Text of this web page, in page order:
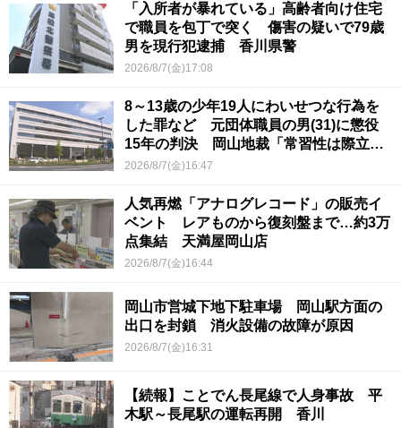
「入所者が暴れている」高齢者向け住宅
で職員を包丁で突く 傷害の疑いで79歳
男を現行犯逮捕 香川県警
2026/8/7(金)17:08
8～13歳の少年19人にわいせつな行為を
した罪など 元団体職員の男(31)に懲役
15年の判決 岡山地裁「常習性は際立っ
ていて被害結果も非常に重い」
2026/8/7(金)16:47
人気再燃「アナログレコード」の販売イ
ベント レアものから復刻盤まで…約3万
点集結 天満屋岡山店
2026/8/7(金)16:44
岡山市営城下地下駐車場 岡山駅方面の
出口を封鎖 消火設備の故障が原因
2026/8/7(金)16:31
【続報】ことでん長尾線で人身事故 平
木駅～長尾駅の運転再開 香川